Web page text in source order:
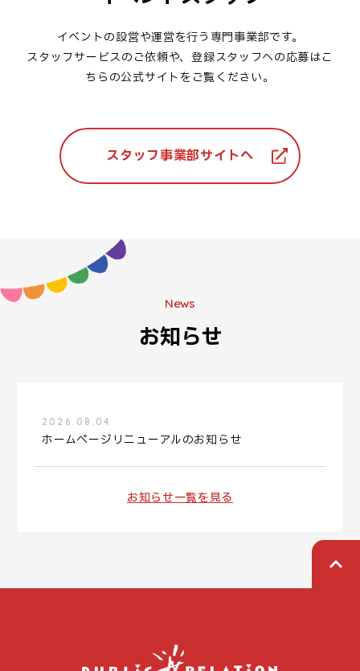
イベントの設営や運営を行う専門事業部です。
スタッフサービスのご依頼や、登録スタッフへの応募はこ
ちらの公式サイトをご覧ください。
スタッフ事業部サイトへ
News
お知らせ
2026.08.04
ホームページリニューアルのお知らせ
お知らせ一覧を見る